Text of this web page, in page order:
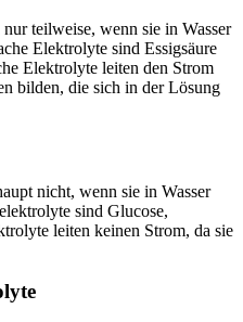
teilweise, wenn sie in Wasser
Elektrolyte sind Essigsäure
Elektrolyte leiten den Strom
bilden, die sich in der Lösung
nicht, wenn sie in Wasser
sind Glucose,
leiten keinen Strom, da sie